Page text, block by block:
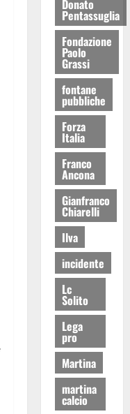
Donato
Pentassuglia
Fondazione
Paolo
Grassi
fontane
pubbliche
Forza
Italia
Franco
Ancona
Gianfranco
Chiarelli
Ilva
incidente
Lc
Solito
Lega
pro
Martina
martina
calcio